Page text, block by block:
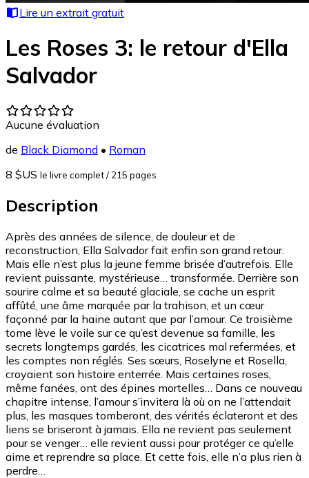
Lire un extrait gratuit
Les Roses 3: le retour d'Ella
Salvador
Aucune évaluation
de Black Diamond • Roman
8 $US le livre complet/ 215 pages
Description
Après des années de silence, de douleur et de
reconstruction, Ella Salvador fait enfin son grand retour.
Mais elle n’est plus la jeune femme brisée d’autrefois. Elle
revient puissante, mystérieuse… transformée. Derrière son
sourire calme et sa beauté glaciale, se cache un esprit
affûté, une âme marquée par la trahison, et un cœur
façonné par la haine autant que par l’amour. Ce troisième
tome lève le voile sur ce qu’est devenue sa famille, les
secrets longtemps gardés, les cicatrices mal refermées, et
les comptes non réglés. Ses sœurs, Roselyne et Rosella,
croyaient son histoire enterrée. Mais certaines roses,
même fanées, ont des épines mortelles… Dans ce nouveau
chapitre intense, l’amour s’invitera là où on ne l’attendait
plus, les masques tomberont, des vérités éclateront et des
liens se briseront à jamais. Ella ne revient pas seulement
pour se venger… elle revient aussi pour protéger ce qu’elle
aime et reprendre sa place. Et cette fois, elle n’a plus rien à
perdre…